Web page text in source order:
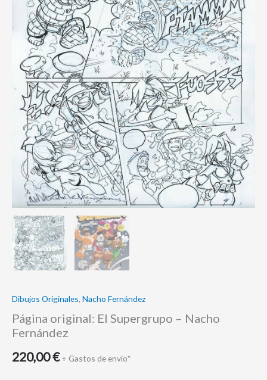
Dibujos Originales, Nacho Fernández
Página original: El Supergrupo – Nacho
Fernández
220,00€ + Gastos de envio*